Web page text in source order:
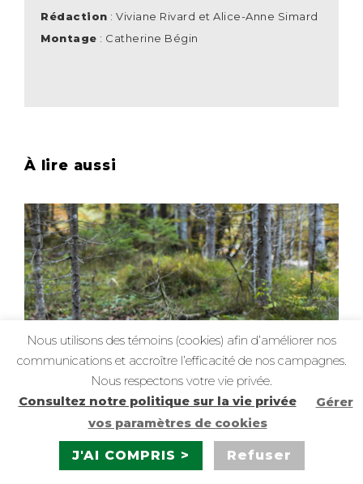
Rédaction : Viviane Rivard et Alice-Anne Simard
Montage : Catherine Bégin
À lire aussi
Nous utilisons des témoins (cookies) afin d’améliorer nos
communications et accroître l’efficacité de nos campagnes.
Nous respectons votre vie privée.
Consultez notre politique sur la vie privée
Gérer
vos paramètres de cookies
J'AI COMPRIS > Refuser